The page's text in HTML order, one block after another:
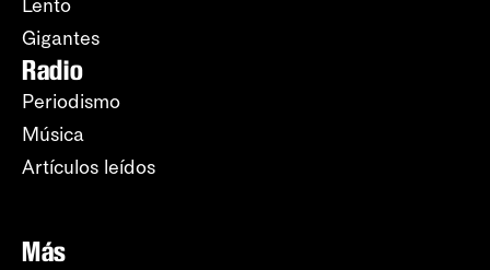
Lento
Gigantes
Radio
Periodismo
Música
Artículos leídos
Más